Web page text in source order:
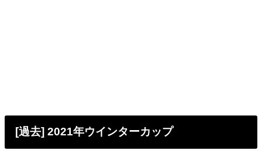
[過去] 2021年ウインターカップ